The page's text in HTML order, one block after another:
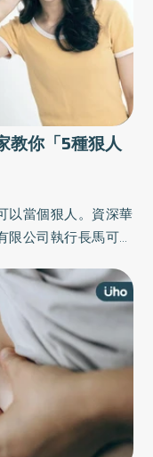
教你「5種狠人
以當個狠人。資深華
公司執行長馬可欣
化為「有意識的回
不讓自己陷入過度消
下為原書摘文：